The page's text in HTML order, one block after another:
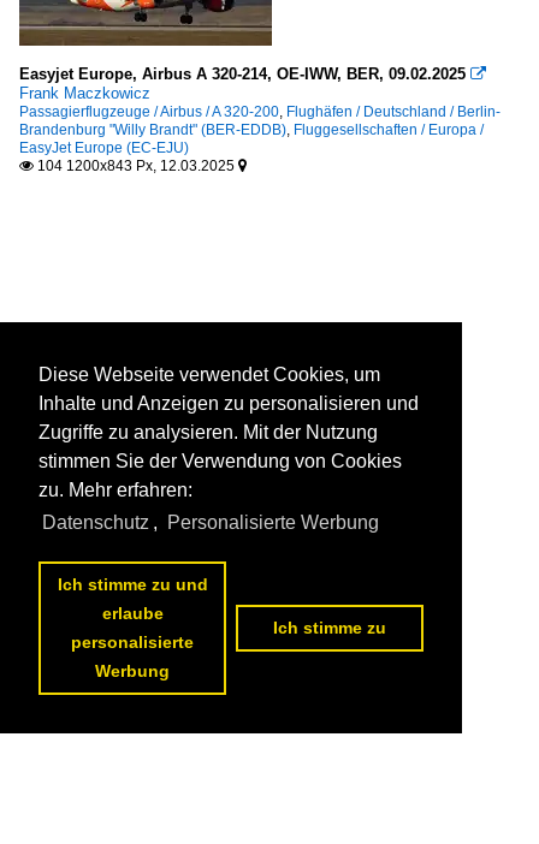
Easyjet Europe, Airbus A 320-214, OE-IWW, BER, 09.02.2025 
Frank Maczkowicz
Passagierflugzeuge / Airbus / A 320-200 Flughäfen / Deutschland / Berlin-
Brandenburg "Willy Brandt" (BER-EDDB) Fluggesellschaften / Europa /
EasyJet Europe (EC-EJU)
 104 1200x843 Px, 12.03.2025 
Diese Webseite verwendet Cookies, um
Inhalte und Anzeigen zu personalisieren und
Zugriffe zu analysieren. Mit der Nutzung
stimmen Sie der Verwendung von Cookies
zu. Mehr erfahren:
Datenschutz , Personalisierte Werbung
Ich stimme zu und
erlaube
personalisierte
Werbung
Ich stimme zu